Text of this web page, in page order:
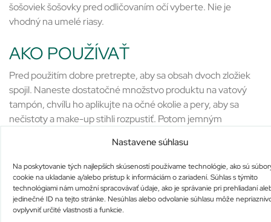
Nastavene súhlasu
Na poskytovanie tých najlepších skúseností používame technológie, ako sú
cookie na ukladanie a/alebo prístup k informáciám o zariadení. Súhlas s týmito
technológiami nám umožní spracovávať údaje, ako je správanie pri prehliadaní
jedinečné ID na tejto stránke. Nesúhlas alebo odvolanie súhlasu môže
ovplyvniť určité vlastnosti a funkcie.
šošoviek šošovky pred odličovaním očí vyberte. Nie je
vhodný na umelé riasy.
AKO POUŽÍVAŤ
Pred použitím dobre pretrepte, aby sa obsah dvoch zložiek
spojil. Naneste dostatočné množstvo produktu na vatový
tampón, chvíľu ho aplikujte na očné okolie a pery, aby sa
nečistoty a make-up stihli rozpustiť. Potom jemným
VÝSLEDKY
Make-up a všetky nečistoty sú z oblasti očí a pier dokonale
odstránené. Ošetrená pleť je svieža a s dokonalým pocitom
pohodlia.